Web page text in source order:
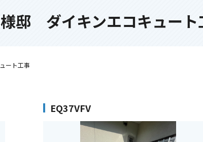
邸 ダイキンエコキュート
ート工事
EQ37VFV